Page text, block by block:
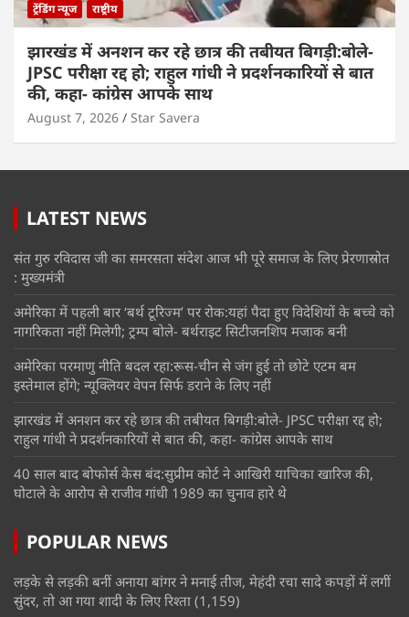
ट्रेंडिंग न्यूज राष्ट्रीय
झारखंड में अनशन कर रहे छात्र की तबीयत बिगड़ी:बोले-
JPSC परीक्षा रद्द हो; राहुल गांधी ने प्रदर्शनकारियों से बात
की, कहा- कांग्रेस आपके साथ
August 7, 2026 Star Savera
LATEST NEWS
संत गुरु रविदास जी का समरसता संदेश आज भी पूरे समाज के लिए प्रेरणास्रोत
: मुख्यमंत्री
अमेरिका में पहली बार ‘बर्थ टूरिज्म’ पर रोक:यहां पैदा हुए विदेशियों के बच्चे को
नागरिकता नहीं मिलेगी; ट्रम्प बोले- बर्थराइट सिटीजनशिप मजाक बनी
अमेरिका परमाणु नीति बदल रहा:रूस-चीन से जंग हुई तो छोटे एटम बम
इस्तेमाल होंगे; न्यूक्लियर वेपन सिर्फ डराने के लिए नहीं
झारखंड में अनशन कर रहे छात्र की तबीयत बिगड़ी:बोले- JPSC परीक्षा रद्द हो;
राहुल गांधी ने प्रदर्शनकारियों से बात की, कहा- कांग्रेस आपके साथ
40 साल बाद बोफोर्स केस बंद:सुप्रीम कोर्ट ने आखिरी याचिका खारिज की,
घोटाले के आरोप से राजीव गांधी 1989 का चुनाव हारे थे
POPULAR NEWS
लड़के से लड़की बनीं अनाया बांगर ने मनाई तीज, मेहंदी रचा सादे कपड़ों में लगीं
सुंदर, तो आ गया शादी के लिए रिश्ता (1,159)